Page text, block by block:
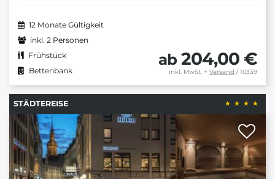
12 Monate Gültigkeit
inkl. 2 Personen
Frühstück
Bettenbank
ab 204,00 €
inkl. MwSt. + Versand / 10339
STÄDTEREISE